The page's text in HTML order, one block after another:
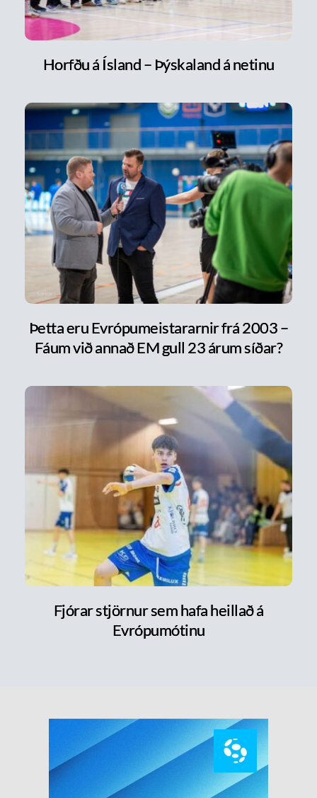
Horfðu á Ísland – Þýskaland á netinu
Þetta eru Evrópumeistararnir frá 2003 –
Fáum við annað EM gull 23 árum síðar?
Fjórar stjörnur sem hafa heillað á
Evrópumótinu